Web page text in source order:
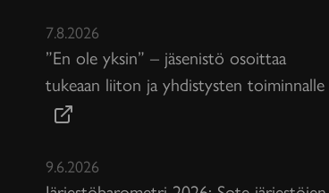
7.8.2026
”En ole yksin” – jäsenistö osoittaa
tukeaan liiton ja yhdistysten toiminnalle
9.6.2026